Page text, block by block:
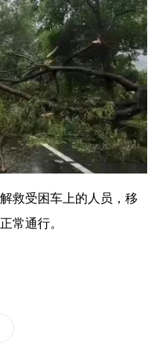
救受困车上的人员，移
常通行。